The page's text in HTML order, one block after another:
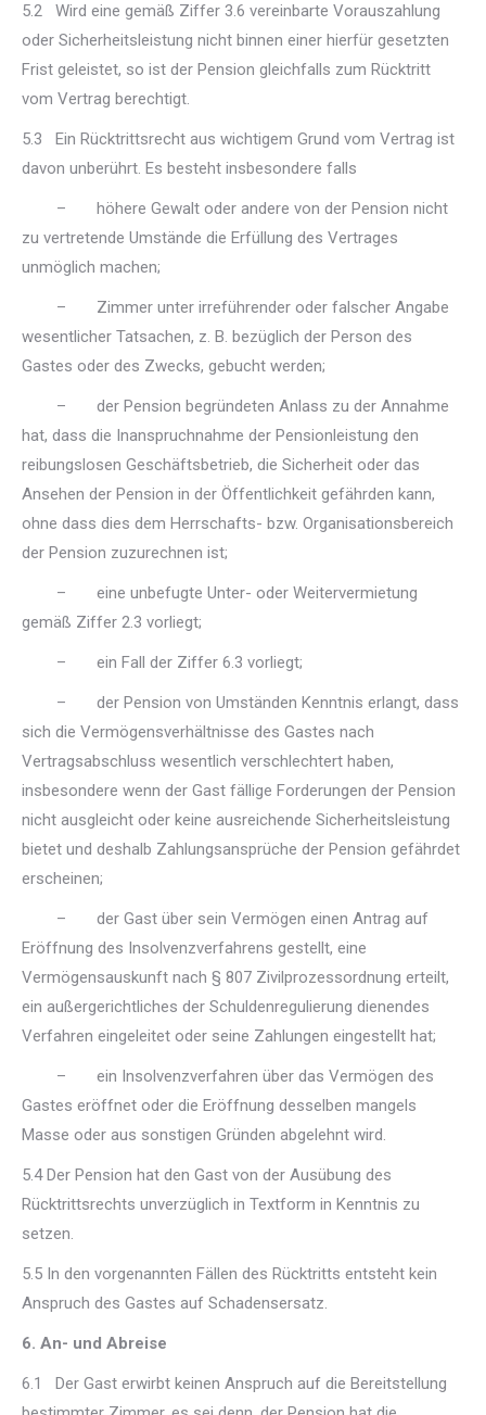
5.2 Wird eine gemäß Ziffer 3.6 vereinbarte Vorauszahlung
oder Sicherheitsleistung nicht binnen einer hierfür gesetzten
Frist geleistet, so ist der Pension gleichfalls zum Rücktritt
vom Vertrag berechtigt.
5.3 Ein Rücktrittsrecht aus wichtigem Grund vom Vertrag ist
davon unberührt. Es besteht insbesondere falls
– höhere Gewalt oder andere von der Pension nicht
zu vertretende Umstände die Erfüllung des Vertrages
unmöglich machen;
– Zimmer unter irreführender oder falscher Angabe
wesentlicher Tatsachen, z. B. bezüglich der Person des
Gastes oder des Zwecks, gebucht werden;
– der Pension begründeten Anlass zu der Annahme
hat, dass die Inanspruchnahme der Pensionleistung den
reibungslosen Geschäftsbetrieb, die Sicherheit oder das
Ansehen der Pension in der Öffentlichkeit gefährden kann,
ohne dass dies dem Herrschafts- bzw. Organisationsbereich
der Pension zuzurechnen ist;
– eine unbefugte Unter- oder Weitervermietung
gemäß Ziffer 2.3 vorliegt;
– ein Fall der Ziffer 6.3 vorliegt;
– der Pension von Umständen Kenntnis erlangt, dass
sich die Vermögensverhältnisse des Gastes nach
Vertragsabschluss wesentlich verschlechtert haben,
insbesondere wenn der Gast fällige Forderungen der Pension
nicht ausgleicht oder keine ausreichende Sicherheitsleistung
bietet und deshalb Zahlungsansprüche der Pension gefährdet
erscheinen;
– der Gast über sein Vermögen einen Antrag auf
Eröffnung des Insolvenzverfahrens gestellt, eine
Vermögensauskunft nach § 807 Zivilprozessordnung erteilt,
ein außergerichtliches der Schuldenregulierung dienendes
Verfahren eingeleitet oder seine Zahlungen eingestellt hat;
– ein Insolvenzverfahren über das Vermögen des
Gastes eröffnet oder die Eröffnung desselben mangels
Masse oder aus sonstigen Gründen abgelehnt wird.
5.4 Der Pension hat den Gast von der Ausübung des
Rücktrittsrechts unverzüglich in Textform in Kenntnis zu
setzen.
5.5 In den vorgenannten Fällen des Rücktritts entsteht kein
Anspruch des Gastes auf Schadensersatz.
6. An- und Abreise
6.1 Der Gast erwirbt keinen Anspruch auf die Bereitstellung